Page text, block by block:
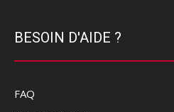
BESOIN D'AIDE ?
FAQ